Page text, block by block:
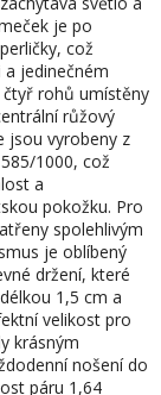
je po
což
jedinečném
čtyř rohů umístěny
růžový
jsou vyrobeny z
1000, což
a
pokožku. Pro
spolehlivým
je oblíbený
držení, které
1,5 cm a
velikost pro
krásným
nošení do
páru 1,64